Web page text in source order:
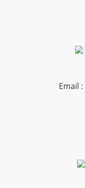
Email :